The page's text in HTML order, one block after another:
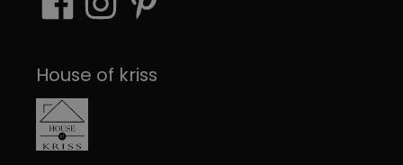
House of kriss